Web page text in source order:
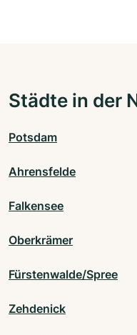
Städte in der
Potsdam
Ahrensfelde
Falkensee
Oberkrämer
Fürstenwalde/Spree
Zehdenick